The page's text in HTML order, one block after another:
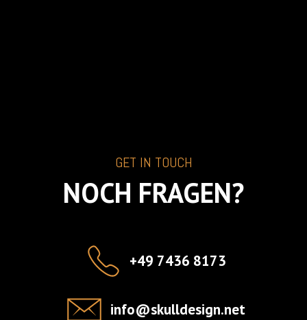
GET IN TOUCH
NOCH FRAGEN?
+49 7436 8173
info@skulldesign.net